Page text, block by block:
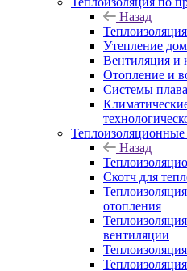
Назад
Утепление
Вентиляция и
Отопление и
Системы
Назад
Скотч для
отопления
вентиляции